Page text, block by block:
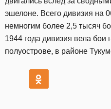
эшелоне. Всего дивизия на
немногим более 2,5 тысяч
1944 года дивизия вела бои
полуострове, в районе